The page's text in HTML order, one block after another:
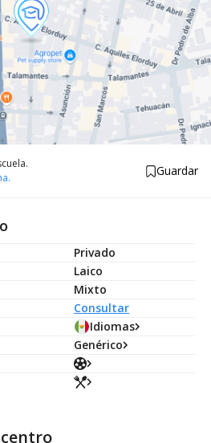
Guardar
Privado
Laico
Mixto
Consultar
Idiomas
Genérico